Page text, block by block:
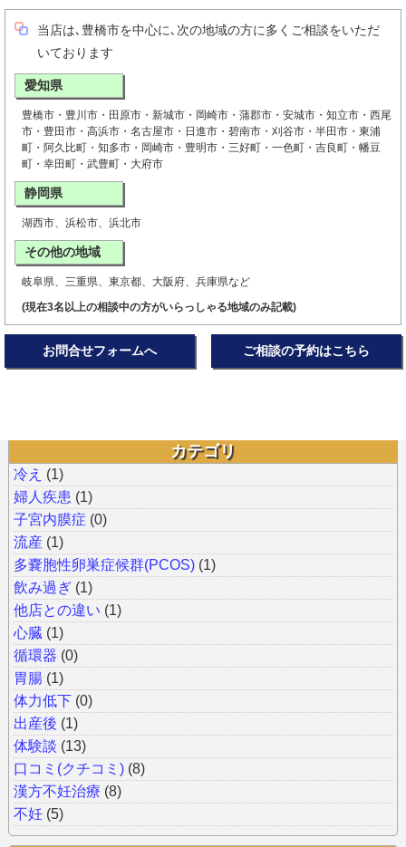
当店は､豊橋市を中心に､次の地域の方に多くご相談をいただ
いております
愛知県
豊橋市・豊川市・田原市・新城市・岡崎市・蒲郡市・安城市・知立市・西尾
市・豊田市・高浜市・名古屋市・日進市・碧南市・刈谷市・半田市・東浦
町・阿久比町・知多市・岡崎市・豊明市・三好町・一色町・吉良町・幡豆
町・幸田町・武豊町・大府市
静岡県
湖西市、浜松市、浜北市
その他の地域
岐阜県、三重県、東京都、大阪府、兵庫県など
(現在3名以上の相談中の方がいらっしゃる地域のみ記載)
お問合せフォームへ ご相談の予約はこちら
カテゴリ
冷え (1)
婦人疾患 (1)
子宮内膜症 (0)
流産 (1)
多嚢胞性卵巣症候群(PCOS)(1)
飲み過ぎ(1)
他店との違い (1)
心臓 (1)
循環器 (0)
胃腸(1)
体力低下(0)
出産後 (1)
体験談 (13)
口コミ(クチコミ)(8)
漢方不妊治療 (8)
不妊(5)